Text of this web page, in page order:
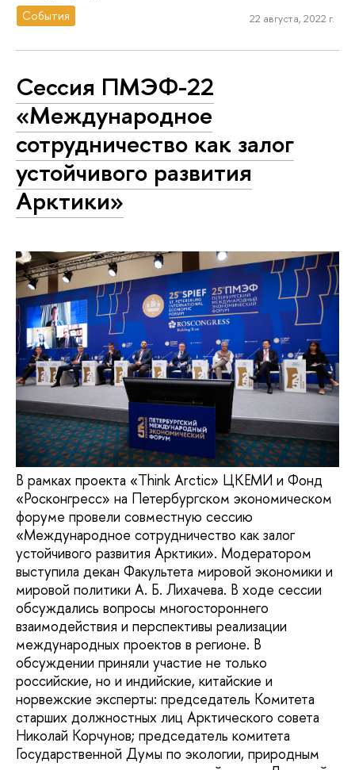
События 22 августа, 2022 г.
Сессия ПМЭФ-22
«Международное
сотрудничество как залог
устойчивого развития
Арктики»
В рамках проекта «Think Arctic» ЦКЕМИ и Фонд
«Росконгресс» на Петербургском экономическом
форуме провели совместную сессию
«Международное сотрудничество как залог
устойчивого развития Арктики». Модератором
выступила декан Факультета мировой экономики и
мировой политики А. Б. Лихачева. В ходе сессии
обсуждались вопросы многостороннего
взаимодействия и перспективы реализации
международных проектов в регионе. В
обсуждении приняли участие не только
российские, но и индийские, китайские и
норвежские эксперты: председатель Комитета
старших должностных лиц Арктического совета
Николай Корчунов; председатель комитета
Государственной Думы по экологии, природным